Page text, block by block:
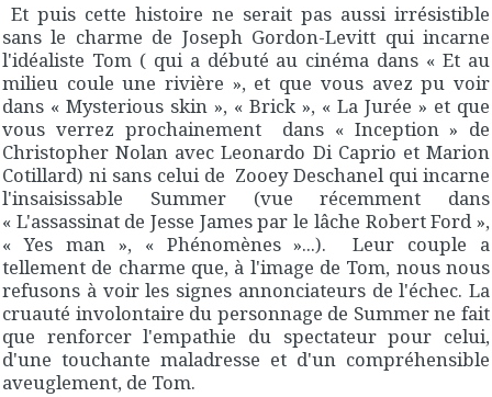
Et puis cette histoire ne serait pas aussi irrésistible
sans le charme de Joseph Gordon-Levitt qui incarne
l'idéaliste Tom ( qui a débuté au cinéma dans « Et au
milieu coule une rivière », et que vous avez pu voir
dans « Mysterious skin », « Brick », « La Jurée » et que
vous verrez prochainement dans « Inception » de
Christopher Nolan avec Leonardo Di Caprio et Marion
Cotillard) ni sans celui de Zooey Deschanel qui incarne
l'insaisissable Summer (vue récemment dans
« L'assassinat de Jesse James par le lâche Robert Ford »,
« Yes man », « Phénomènes »...). Leur couple a
tellement de charme que, à l'image de Tom, nous nous
refusons à voir les signes annonciateurs de l'échec. La
cruauté involontaire du personnage de Summer ne fait
que renforcer l'empathie du spectateur pour celui,
d'une touchante maladresse et d'un compréhensible
aveuglement, de Tom.